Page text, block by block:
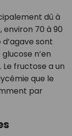
dû à
environ 70 à 90
sont
n’en
fructose a un
que le
par